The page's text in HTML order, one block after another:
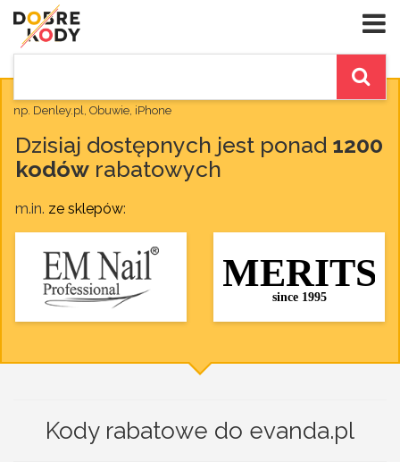
np. Denley.pl, Obuwie, iPhone
Dzisiaj dostępnych jest ponad 1200
kodów rabatowych
m.in. ze sklepów:
Kody rabatowe do evanda.pl